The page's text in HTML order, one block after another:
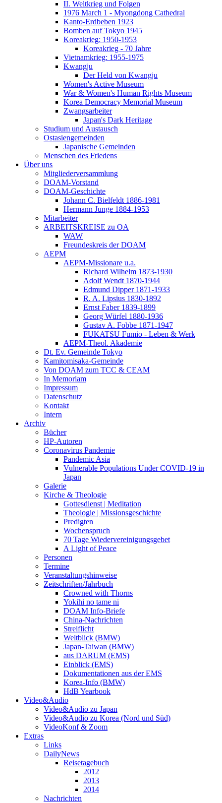
II. Weltkrieg und Folgen
1976 March 1 - Myongdong Cathedral
Kanto-Erdbeben 1923
Bomben auf Tokyo 1945
Koreakrieg: 1950-1953
Koreakrieg - 70 Jahre
Vietnamkrieg: 1955-1975
Kwangju
Der Held von Kwangju
Women's Active Museum
War & Women's Human Rights Museum
Korea Democracy Memorial Museum
Zwangsarbeiter
Japan's Dark Heritage
Studium und Austausch
Ostasiengemeinden
Japanische Gemeinden
Menschen des Friedens
Über uns
Mitgliederversammlung
DOAM-Vorstand
DOAM-Geschichte
Johann C. Bielfeldt 1886-1981
Hermann Junge 1884-1953
Mitarbeiter
ARBEITSKREISE zu OA
WAW
Freundeskreis der DOAM
AEPM
AEPM-Missionare u.a.
Richard Wilhelm 1873-1930
Adolf Wendt 1870-1944
Edmund Dipper 1871-1933
R. A. Lipsius 1830-1892
Ernst Faber 1839-1899
Georg Würfel 1880-1936
Gustav A. Fobbe 1871-1947
FUKATSU Fumio - Leben & Werk
AEPM-Theol. Akademie
Dt. Ev. Gemeinde Tokyo
Kamitomisaka-Gemeinde
Von DOAM zum TCC & CEAM
In Memoriam
Impressum
Datenschutz
Kontakt
Intern
Archiv
Bücher
HP-Autoren
Coronavirus Pandemie
Pandemic Asia
Vulnerable Populations Under COVID-19 in
Japan
Galerie
Kirche & Theologie
Gottesdienst | Meditation
Theologie | Missionsgeschichte
Predigten
Wochenspruch
70 Tage Wiedervereinigungsgebet
A Light of Peace
Personen
Termine
Veranstaltungshinweise
Zeitschriften/Jahrbuch
Crowned with Thorns
Yokihi no tame ni
DOAM Info-Briefe
China-Nachrichten
Streiflicht
Weltblick (BMW)
Japan-Taiwan (BMW)
aus DARUM (EMS)
Einblick (EMS)
Dokumentationen aus der EMS
Korea-Info (BMW)
HdB Yearbook
Video&Audio
Video&Audio zu Japan
Video&Audio zu Korea (Nord und Süd)
VideoKonf & Zoom
Extras
Links
DailyNews
Reisetagebuch
2012
2013
2014
Nachrichten